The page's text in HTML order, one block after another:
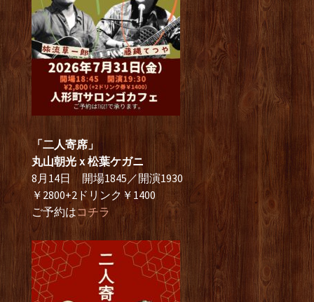
「二人寄席」
丸山朝光ｘ松葉ケガニ
8月14日 開場1845／開演1930
￥2800+2ドリンク￥1400
ご予約はコチラ